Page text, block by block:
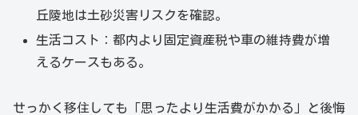
丘陵地は土砂災害リスクを確認。
生活コスト：都内より固定資産税や車の維持費が増
えるケースもある。
せっかく移住しても「思ったより生活費がかかる」と後悔